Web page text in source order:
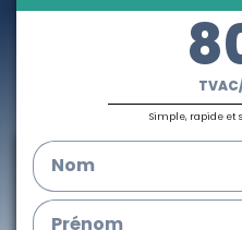
Simple, rapide et